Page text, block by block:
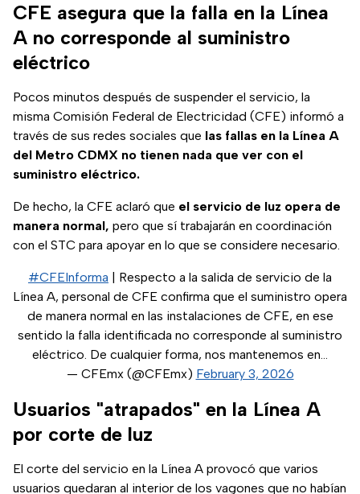
CFE asegura que la falla en la Línea
A no corresponde al suministro
eléctrico
Pocos minutos después de suspender el servicio, la
misma Comisión Federal de Electricidad (CFE) informó a
través de sus redes sociales que las fallas en la Línea A
del Metro CDMX no tienen nada que ver con el
suministro eléctrico.
De hecho, la CFE aclaró que el servicio de luz opera de
manera normal, pero que sí trabajarán en coordinación
con el STC para apoyar en lo que se considere necesario.
#CFEInforma | Respecto a la salida de servicio de la
Línea A, personal de CFE confirma que el suministro opera
de manera normal en las instalaciones de CFE, en ese
sentido la falla identificada no corresponde al suministro
eléctrico. De cualquier forma, nos mantenemos en…
— CFEmx (@CFEmx) February 3, 2026
Usuarios "atrapados" en la Línea A
por corte de luz
El corte del servicio en la Línea A provocó que varios
usuarios quedaran al interior de los vagones que no habían